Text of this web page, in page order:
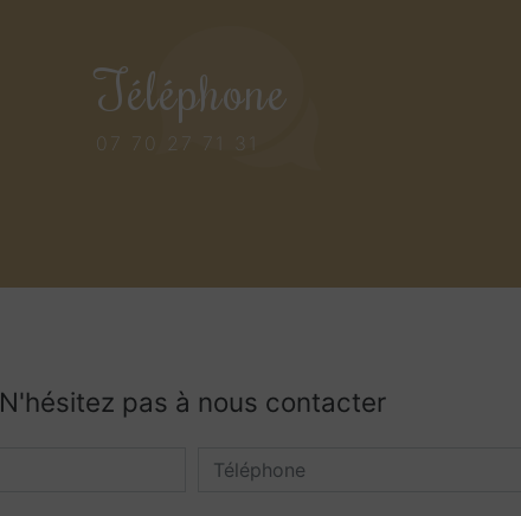
Téléphone
07 70 27 71 31
N'hésitez pas à nous contacter